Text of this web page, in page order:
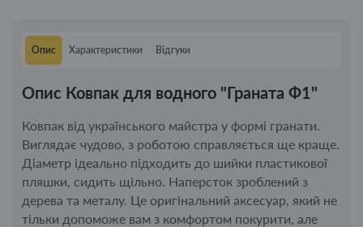
Опис Характеристики Відгуки
Опис Ковпак для водного "Граната Ф1"
Ковпак від українського майстра у формі гранати.
Виглядає чудово, з роботою справляється ще краще.
Діаметр ідеально підходить до шийки пластикової
пляшки, сидить щільно. Наперсток зроблений з
дерева та металу. Це оригінальний аксесуар, який не
тільки допоможе вам з комфортом покурити, але